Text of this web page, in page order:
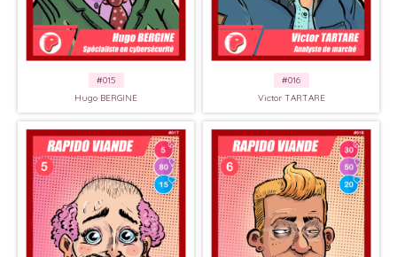
#015
Hugo BERGINE
#016
Victor TARTARE